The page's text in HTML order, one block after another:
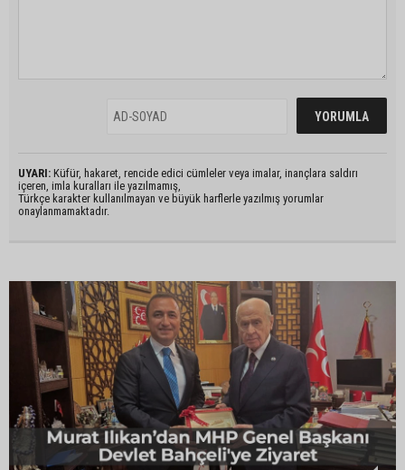
UYARI: Küfür, hakaret, rencide edici cümleler veya imalar, inançlara saldırı
içeren, imla kuralları ile yazılmamış,
Türkçe karakter kullanılmayan ve büyük harflerle yazılmış yorumlar
onaylanmamaktadır.